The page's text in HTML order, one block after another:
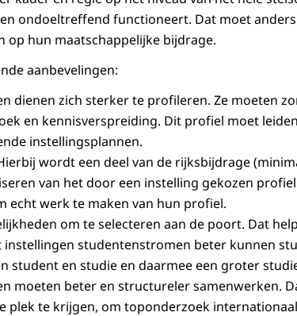
ondoeltreffend functioneert. Dat moet
hun maatschappelijke bijdrage.
aanbevelingen:
dienen zich sterker te profileren. Ze moeten
en kennisverspreiding. Dit profiel moet
instellingsplannen.
wordt een deel van de rijksbijdrage
van het door een instelling gekozen
echt werk te maken van hun profiel.
om te selecteren aan de poort. Dat
studentenstromen beter kunnen
student en studie en daarmee een groter
moeten beter en structureler samenwerken.
plek te krijgen, om toponderzoek